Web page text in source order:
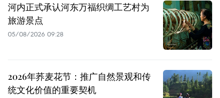
河内正式承认河东万福织绸工艺村为
旅游景点
05/08/2026 09:28
2026年荞麦花节：推广自然景观和传
统文化价值的重要契机